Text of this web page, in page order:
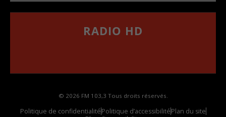
RADIO HD
© 2026 FM 103,3 Tous droits réservés.
Politique de confidentialitéPolitique d’accessibilitéPlan du site